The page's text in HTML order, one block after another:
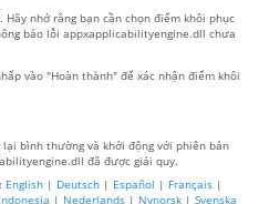
Hãy nhớ rằng bạn cần chọn điểm khôi phục
báo lỗi appxapplicabilityengine.dll chưa
vào "Hoàn thành" để xác nhận điểm khôi
bình thường và khởi động với phiên bản
đã được giải quy.
English | Deutsch | Español | Français |
| Nederlands | Nynorsk | Svenska